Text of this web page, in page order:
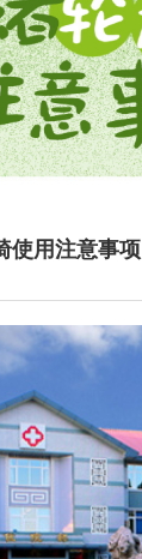
使用注意事项